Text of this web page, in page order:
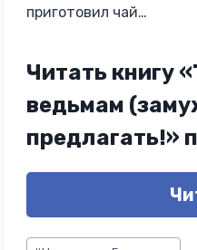
приготовил чай…
Читать книгу
ведьмам
предлагать!»
Метки